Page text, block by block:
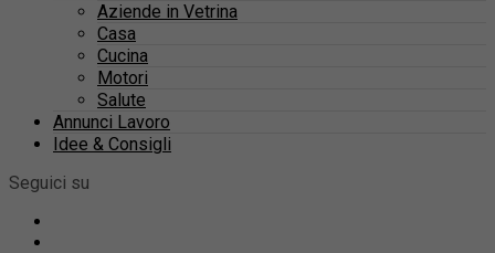
Aziende in Vetrina
Casa
Cucina
Motori
Salute
Annunci Lavoro
Idee & Consigli
Seguici su